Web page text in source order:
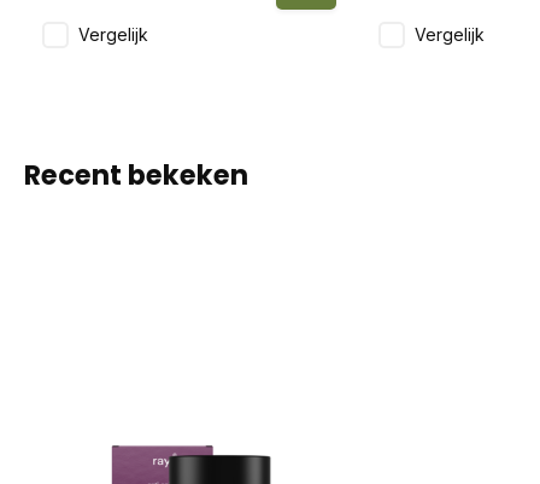
Vergelijk Vergelijk
Recent bekeken